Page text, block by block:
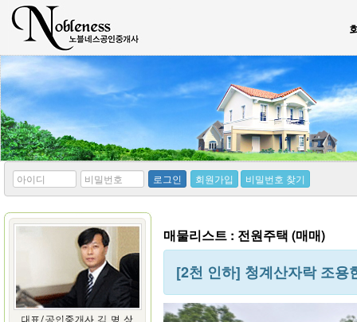
*
아
디
*
비
번
호
로그인 회원가입 비밀번호 찾기
매물리스트 : 전원주택 (매매)
[2천 인하] 청계산자락 조용